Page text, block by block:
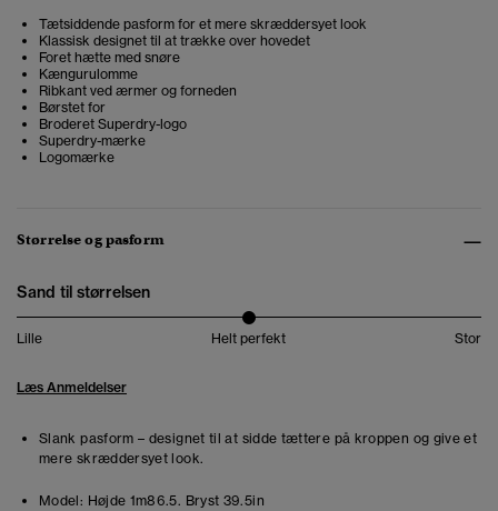
Tætsiddende pasform for et mere skræddersyet look
Klassisk designet til at trække over hovedet
Foret hætte med snøre
Kængurulomme
Ribkant ved ærmer og forneden
Børstet for
Broderet Superdry-logo
Superdry-mærke
Logomærke
Størrelse og pasform
Sand til størrelsen
Lille Helt perfekt Stor
Læs Anmeldelser
Slank pasform – designet til at sidde tættere på kroppen og give et
mere skræddersyet look.
Model: Højde 1m86.5. Bryst 39.5in